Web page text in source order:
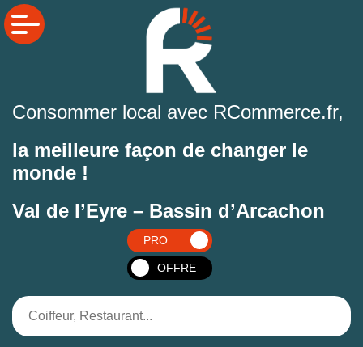
Consommer local avec RCommerce.fr,
la meilleure façon de changer le
monde !
Val de l’Eyre – Bassin d’Arcachon
PRO
OFFRE